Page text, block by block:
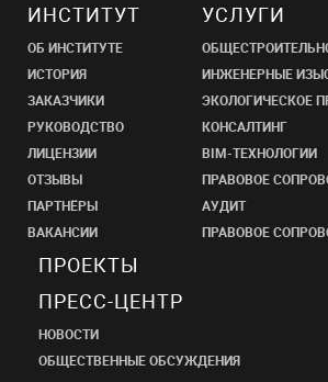
ИНСТИТУТ
ОБ ИНСТИТУТЕ
ИСТОРИЯ
ЗАКАЗЧИКИ
РУКОВОДСТВО
ЛИЦЕНЗИИ
ОТЗЫВЫ
ПАРТНЁРЫ
ВАКАНСИИ
УСЛУГИ
ИНЖЕНЕРНЫЕ
ЭКОЛОГИЧЕСКОЕ
КОНСАЛТИНГ
BIM-ТЕХНОЛОГИИ
ПРАВОВОЕ
АУДИТ
ПРАВОВОЕ
ПРОЕКТЫ
ПРЕСС-ЦЕНТР
НОВОСТИ
ОБЩЕСТВЕННЫЕ ОБСУЖДЕНИЯ